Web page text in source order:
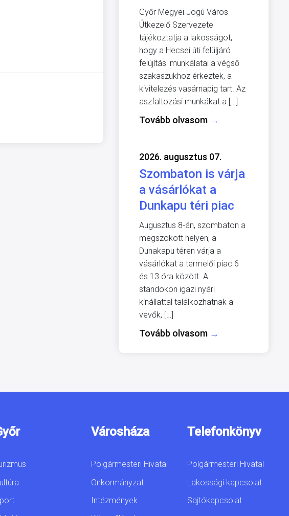
Győr Megyei Jogú Város
Útkezelő Szervezete
tájékoztatja a lakosságot,
hogy a Hecsei úti felüljáró
felújítási munkálatai a végső
szakaszukhoz érkeztek, a
kivitelezés vasárnapig tart. Az
aszfaltozási munkákat a […]
Tovább olvasom →
2026. augusztus 07.
Szombaton is várja
a vásárlókat a
Dunkapu téri piac
Augusztus 8-án, szombaton a
megszokott helyen, a
Dunakapu téren várja a
vásárlókat a termelői piac 6
és 13 óra között. A
standokon igazi nyári
kínállattal találkozhatnak a
vevők, […]
Tovább olvasom →
Városháza
Polgármesteri Hivatal
Önkormányzat
Intézmények
Telefonkönyv
Polgármesteri Hivatal
Lakossági kapcsolat
Sajtókapcsolat